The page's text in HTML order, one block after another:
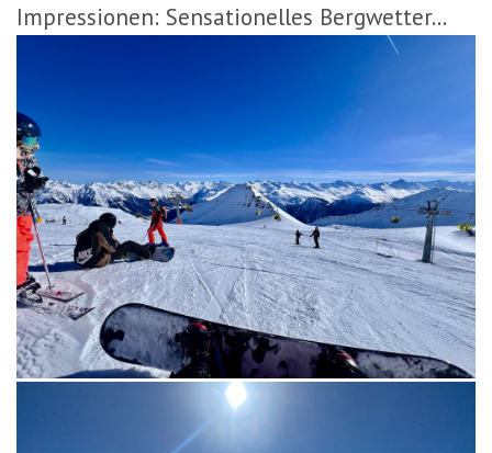
Impressionen: Sensationelles Bergwetter...